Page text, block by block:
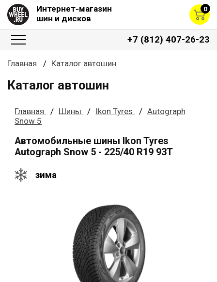
Интернет-магазин
шин и дисков
0
+7 (812) 407-26-23
Главная Каталог автошин
Каталог автошин
Главная Шины Ikon Tyres
Autograph
Snow 5
Автомобильные шины Ikon Tyres
Autograph Snow 5 - 225/40 R19 93T
зима